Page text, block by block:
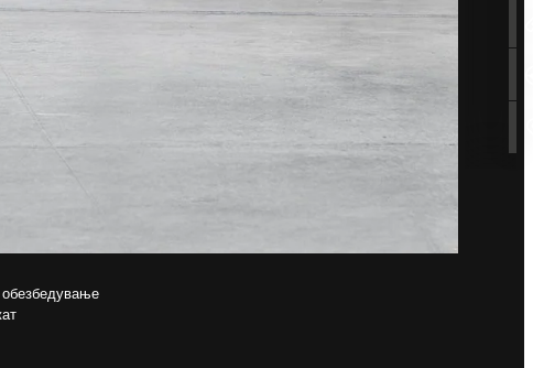
обезбедување